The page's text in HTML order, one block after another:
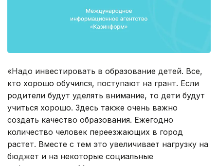
«Надо инвестировать в образование детей. Все,
кто хорошо обучился, поступают на грант. Если
родители будут уделять внимание, то дети будут
учиться хорошо. Здесь также очень важно
создать качество образования. Ежегодно
количество человек переезжающих в город
растет. Вместе с тем это увеличивает нагрузку на
бюджет и на некоторые социальные